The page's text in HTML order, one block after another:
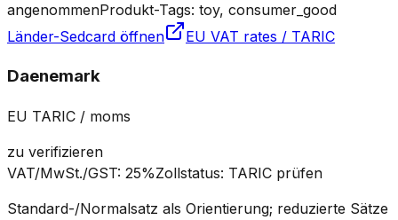
angenommenProdukt-Tags: toy, consumer_good
Länder-Sedcard öffnen
EU VAT rates / TARIC
Daenemark
EU TARIC / moms
zu verifizieren
VAT/MwSt./GST: 25%Zollstatus: TARIC prüfen
Standard-/Normalsatz als Orientierung; reduzierte Sätze